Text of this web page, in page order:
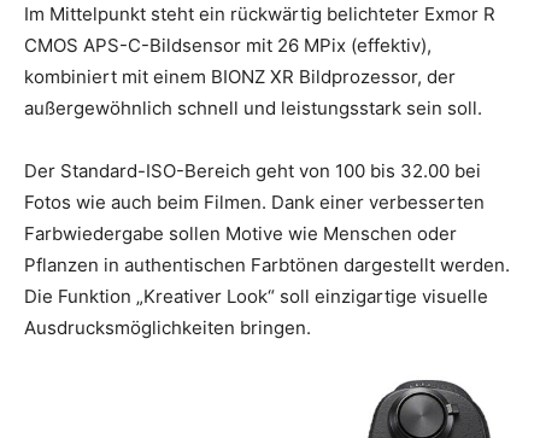
Im Mittelpunkt steht ein rückwärtig belichteter Exmor R
CMOS APS-C-Bildsensor mit 26 MPix (effektiv),
kombiniert mit einem BIONZ XR Bildprozessor, der
außergewöhnlich schnell und leistungsstark sein soll.
Der Standard-ISO-Bereich geht von 100 bis 32.00 bei
Fotos wie auch beim Filmen. Dank einer verbesserten
Farbwiedergabe sollen Motive wie Menschen oder
Pflanzen in authentischen Farbtönen dargestellt werden.
Die Funktion „Kreativer Look“ soll einzigartige visuelle
Ausdrucksmöglichkeiten bringen.